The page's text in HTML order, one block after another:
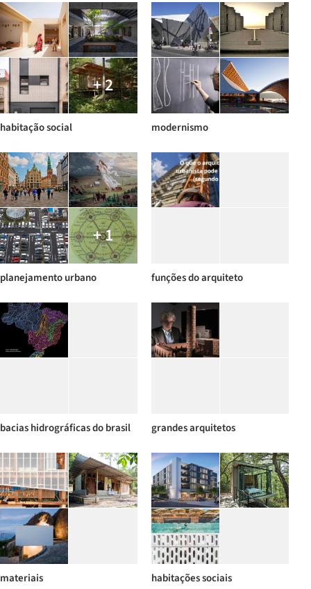
+ 2
habitação social modernismo
+ 1
planejamento urbano funções do arquiteto
bacias hidrográficas do brasil grandes arquitetos
materiais habitações sociais